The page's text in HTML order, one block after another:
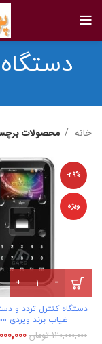
خانه محصولات
-29%
ویژه
دستگاه کنترل تردد و
غیاب برند ویردی AC5000
120,000,000 تومان